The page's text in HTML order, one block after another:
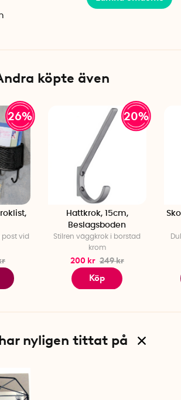
köpte även
26%
vid
20%
Hattkrok, 15cm,
Beslagsboden
Stilren väggkrok i borstad
krom
200 kr 249 kr
Köp
nyligen tittat på